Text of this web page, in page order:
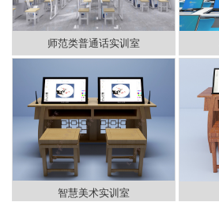
师范类普通话实训室
智慧美术实训室